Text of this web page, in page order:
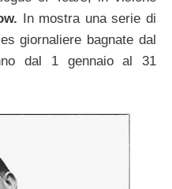
In mostra una serie di
giornaliere bagnate dal
dal 1 gennaio al 31